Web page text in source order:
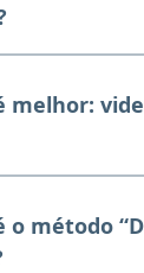
melhor:
o método